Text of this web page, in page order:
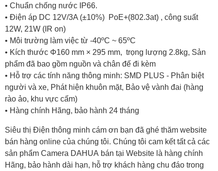
• Chuẩn chống nước IP66.
• Điện áp DC 12V/3A (±10%) PoE+(802.3at) , công suất
12W, 21W (IR on)
• Môi trường làm việc từ -40ºC ~ 65ºC
• Kích thước Φ160 mm × 295 mm, trọng lượng 2.8kg, Sản
phẩm đã bao gồm nguồn và chân đế đi kèm
• Hỗ trợ các tính năng thông minh: SMD PLUS - Phân biệt
người và xe, Phát hiện khuôn mặt, Bảo vệ vành đai (hàng
rào ảo, khu vực cấm)
• Hàng chính Hãng, bảo hành 24 tháng
Siêu thị Điện thông minh cám ơn bạn đã ghé thăm website
bán hàng online của chúng tôi. Chúng tôi cam kết tất cả các
sản phẩm Camera DAHUA bán tại Website là hàng chính
Hãng, bảo hành dài hạn, hỗ trợ khách hàng chu đáo trong